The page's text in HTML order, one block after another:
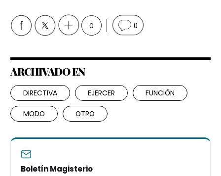
0 0
ARCHIVADO EN
DIRECTIVA EJERCER FUNCIÓN
MODO OTRO
Boletín Magisterio